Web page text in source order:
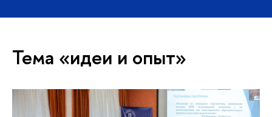
Тема «идеи и опыт»